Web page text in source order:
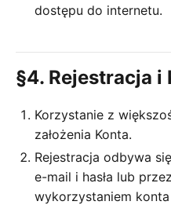
dostępu do internetu.
§4. Rejestracja i
Korzystanie z
założenia Konta.
Rejestracja odbywa
e-mail i hasła lub
wykorzystaniem